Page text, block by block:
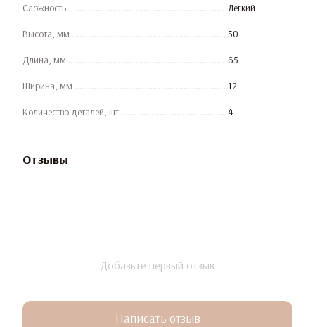
Сложность Легкий
Высота, мм 50
Длина, мм 65
Ширина, мм 12
Количество деталей, шт 4
Отзывы
Добавьте первый отзыв
Написать отзыв